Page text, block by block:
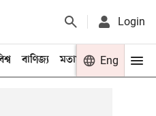
Login
বাণিজ্য মতামত খেলা
Eng